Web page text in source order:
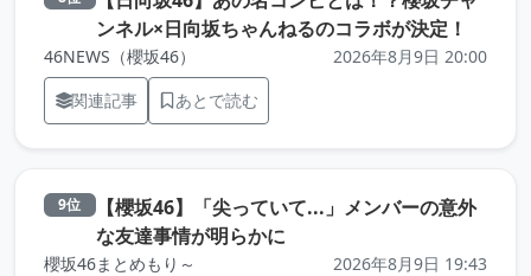
ンネル×日向坂ちゃんねるのコラボが決定！
46NEWS（櫻坂46）
2026年8月9日 20:00
関連記事
あとで読む
9位
【櫻坂46】「尖っていて...」メンバーの意外
な友達事情が明らかに
櫻坂46まとめもり～
2026年8月9日 19:43